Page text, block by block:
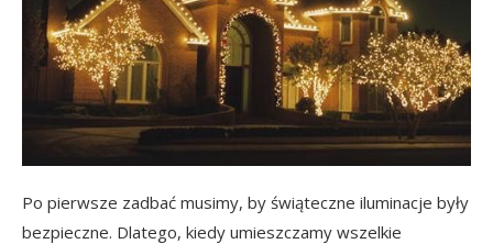
Po pierwsze zadbać musimy, by świąteczne iluminacje były
bezpieczne. Dlatego, kiedy umieszczamy wszelkie